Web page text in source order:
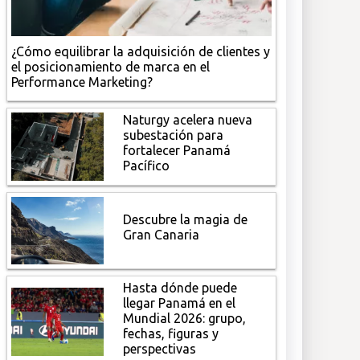
¿Cómo equilibrar la adquisición de clientes y
el posicionamiento de marca en el
Performance Marketing?
Naturgy acelera nueva
subestación para
fortalecer Panamá
Pacífico
Descubre la magia de
Gran Canaria
Hasta dónde puede
llegar Panamá en el
Mundial 2026: grupo,
fechas, figuras y
perspectivas